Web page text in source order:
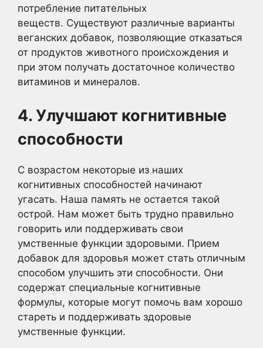
потребление питательных
веществ. Существуют различные варианты
веганских добавок, позволяющие отказаться
от продуктов животного происхождения и
при этом получать достаточное количество
витаминов и минералов.
4. Улучшают когнитивные
способности
С возрастом некоторые из наших
когнитивных способностей начинают
угасать. Наша память не остается такой
острой. Нам может быть трудно правильно
говорить или поддерживать свои
умственные функции здоровыми. Прием
добавок для здоровья может стать отличным
способом улучшить эти способности. Они
содержат специальные когнитивные
формулы, которые могут помочь вам хорошо
стареть и поддерживать здоровые
умственные функции.